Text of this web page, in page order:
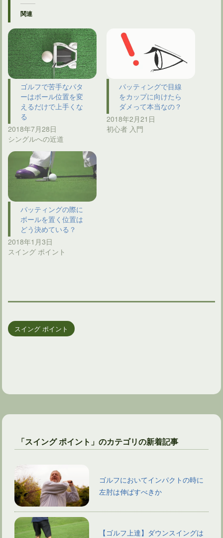
関連
ゴルフで苦手なパタ
ーはボール位置を変
えるだけで上手くな
る
2018年7月28日
シングルへの近道
パッティングで目線
をカップに向けたら
ダメって本当なの？
2018年2月21日
初心者 入門
パッティングの際に
ボールを置く位置は
どう決めている？
2018年1月3日
スイング ポイント
スイング ポイント
「スイング ポイント」のカテゴリの新着記事
ゴルフにおいてインパクトの時に
左肘は伸ばすべきか
【ゴルフ上達】ダウンスイングは